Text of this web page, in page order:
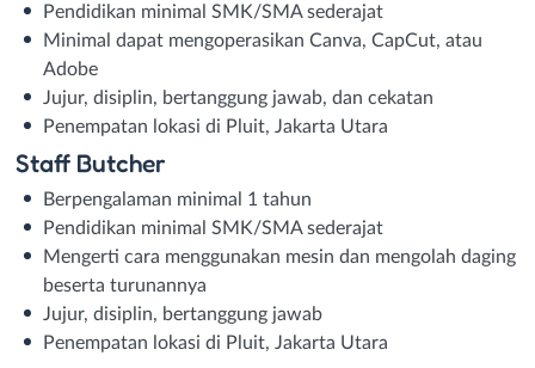
Pendidikan minimal SMK/SMA sederajat
Minimal dapat mengoperasikan Canva, CapCut, atau
Adobe
Jujur, disiplin, bertanggung jawab, dan cekatan
Penempatan lokasi di Pluit, Jakarta Utara
Staff Butcher
Berpengalaman minimal 1 tahun
Pendidikan minimal SMK/SMA sederajat
Mengerti cara menggunakan mesin dan mengolah daging
beserta turunannya
Jujur, disiplin, bertanggung jawab
Penempatan lokasi di Pluit, Jakarta Utara